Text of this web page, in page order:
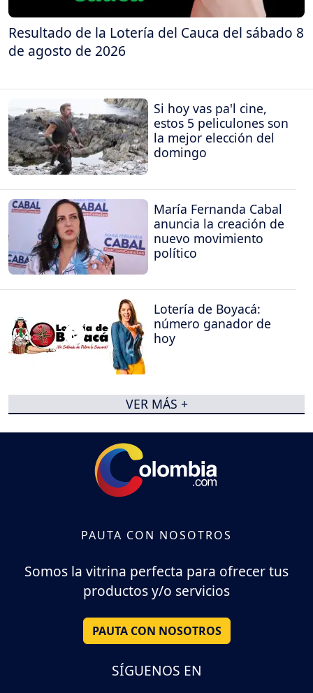
Resultado de la Lotería del Cauca del sábado 8
de agosto de 2026
Si hoy vas pa'l cine,
estos 5 peliculones son
la mejor elección del
domingo
María Fernanda Cabal
anuncia la creación de
nuevo movimiento
político
Lotería de Boyacá:
número ganador de
hoy
VER MÁS +
PAUTA CON NOSOTROS
Somos la vitrina perfecta para ofrecer tus
productos y/o servicios
PAUTA CON NOSOTROS
SÍGUENOS EN